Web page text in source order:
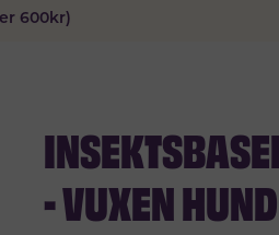
600kr)
- VUXEN HUND